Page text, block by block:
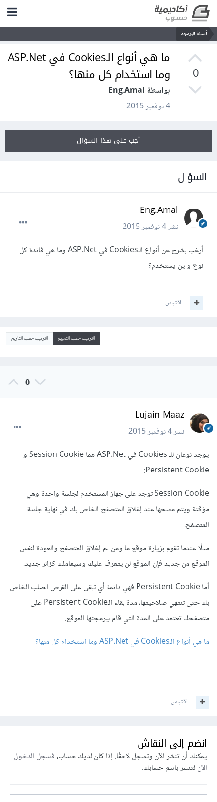
أسئلة البرمجة
0
ما هي أنواع الـCookies في ASP.Net
وما استخدام كل منها؟
بواسطة Eng.Amal
4 نوفمبر 2015
أجب على هذا السؤال
السؤال
Eng.Amal
نشر4 نوفمبر 2015
أرغب بشرح عن أنواع الـCookies في ASP.Net وما هي فائدة كل
نوع وأين يستخدم؟
اقتباس
الترتيب حسب التقييم الترتيب حسب التاريخ
0
Lujain Maaz
نشر4 نوفمبر 2015
يوجد نوعان للـ Cookies في ASP.Net هما Session Cookie و
Persistent Cookie:
Session Cookie توجد على جهاز المستخدم لجلسة واحدة وهي
مؤقتة ويتم مسحها عند إغلاق المتصفح الخاص بك في نهاية جلسة
المتصفح.
مثلًا عندما تقوم بزيارة موقع ما ومن ثم إغلاق المتصفح والعودة لنفس
الموقع من جديد فإن الموقع لن يتعرف عليك وسيعاملك كزائر جديد.
أما Persistent Cookie فهي دائمة أي تبقى على القرص الصلب الخاص
بك حتى تنتهي صلاحيتها، مدة بقاء الـPersistent Cookie على
متصفحك تعتمد على المدة التي قام ببرمجتها الموقع.
ما هي أنواع الـCookies في ASP.Net وما استخدام كل منها؟
اقتباس
انضم إلى النقاش
يمكنك أن تنشر الآن وتسجل لاحقًا. إذا كان لديك حساب،فسجل الدخول
الآنلتنشر باسم حسابك.